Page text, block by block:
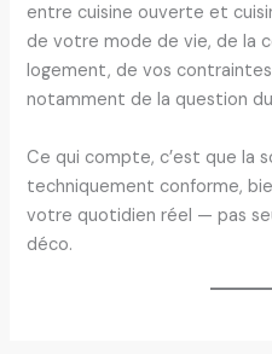
entre cuisine ouverte et
de votre mode de vie, de la
logement, de vos
notamment de la question
Ce qui compte, c’est que la
techniquement conforme,
votre quotidien réel — pas
déco.